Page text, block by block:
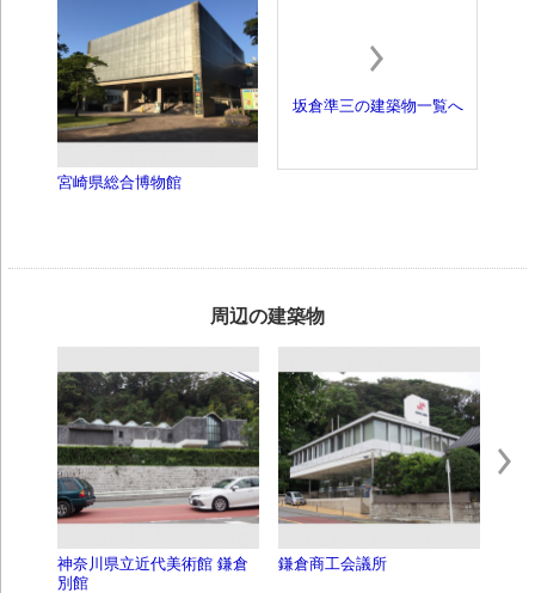
宮崎県総合博物館
坂倉準三の建築物一覧へ
周辺の建築物
神奈川県立近代美術館 鎌倉
別館
鎌倉商工会議所